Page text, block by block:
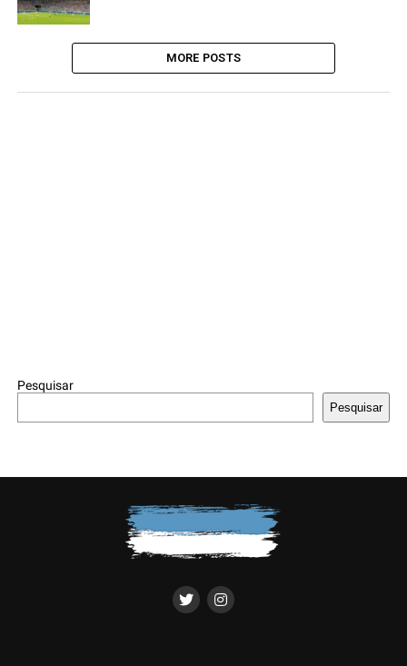
MORE POSTS
Pesquisar
Pesquisar